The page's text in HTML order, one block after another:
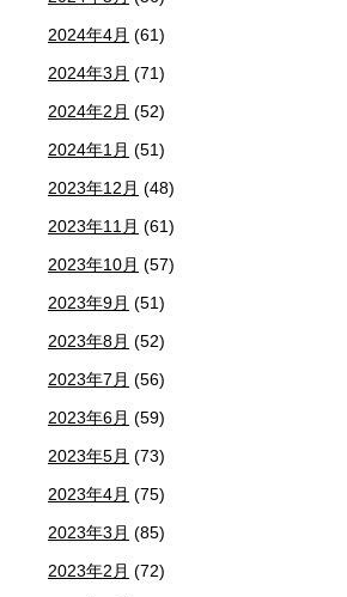
2024年4月 (61)
2024年3月 (71)
2024年2月 (52)
2024年1月 (51)
2023年12月 (48)
2023年11月 (61)
2023年10月 (57)
2023年9月 (51)
2023年8月 (52)
2023年7月 (56)
2023年6月 (59)
2023年5月 (73)
2023年4月 (75)
2023年3月 (85)
2023年2月 (72)